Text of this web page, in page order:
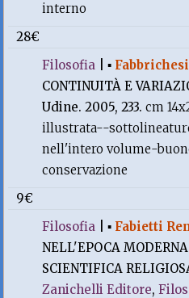
interno
28€
Filosofia |▪
CONTINUITÀ E
Udine. 2005, 233.cm
illustrata--
nell'intero volume-
conservazione
9€
Filosofia |▪ Fabietti
NELL'EPOCA
SCIENTIFICA
Zanichelli Editore,